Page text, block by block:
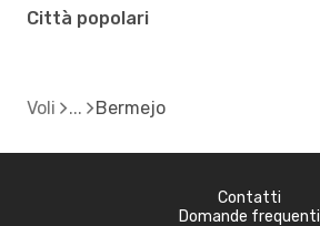
Città popolari
Voli Bermejo
Contatti
Domande frequenti